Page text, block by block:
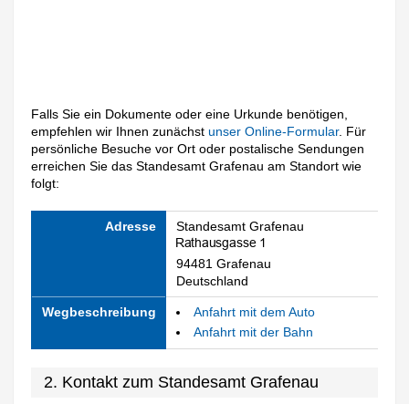
Falls Sie ein Dokumente oder eine Urkunde benötigen,
empfehlen wir Ihnen zunächstunser Online-Formular. Für
persönliche Besuche vor Ort oder postalische Sendungen
erreichen Sie das Standesamt Grafenau am Standort wie
folgt:
Adresse Standesamt Grafenau
94481 Grafenau
Deutschland
Wegbeschreibung
Anfahrt mit dem Auto
Anfahrt mit der Bahn
2. Kontakt zum Standesamt Grafenau